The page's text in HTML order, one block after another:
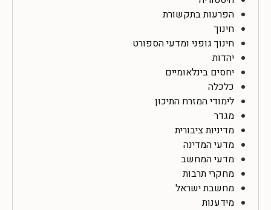
הפרעות בתקשורת
חינוך
חינוך גופני ומדעי הספורט
יהדות
יחסים בינלאומיים
כלכלה
לימודי המזרח התיכון
מגדר
מדיניות ציבורית
מדעי המדינה
מדעי המחשב
מחקרי תרבות
מחשבת ישראל
מידענות